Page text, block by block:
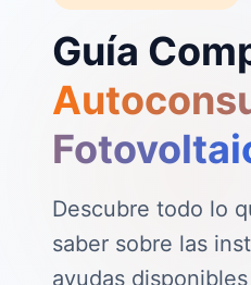
Guía
Descubre todo lo
saber sobre las
ayudas